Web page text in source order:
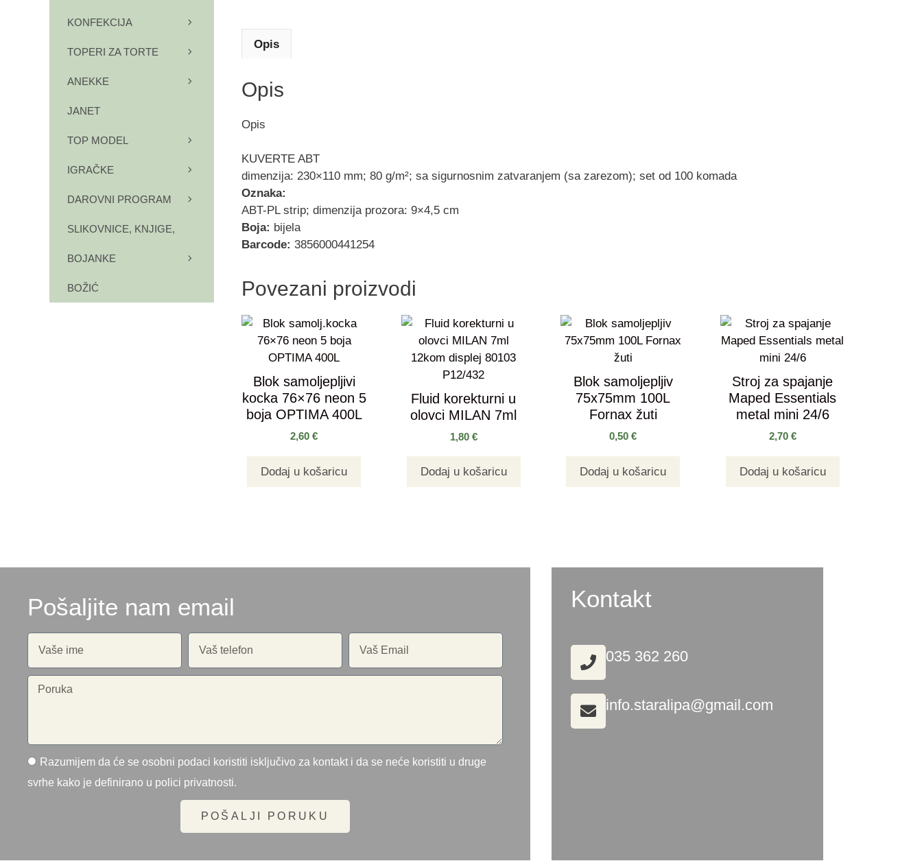
Opis
Opis
Opis
KUVERTE ABT
dimenzija: 230×110 mm; 80 g/m²; sa sigurnosnim zatvaranjem (sa zarezom); set od 100 komada
Oznaka:
ABT-PL strip; dimenzija prozora: 9×4,5 cm
Boja: bijela
Barcode: 3856000441254
Povezani proizvodi
Blok samoljepljivi
kocka 76×76 neon 5
boja OPTIMA 400L
2,60€
Dodaj u košaricu
Fluid korekturni u
olovci MILAN 7ml
1,80 €
Dodaj u košaricu
Blok samoljepljiv
75x75mm 100L
Fornax žuti
0,50€
Dodaj u košaricu
Stroj za spajanje
Maped Essentials
metal mini 24/6
2,70 €
Dodaj u košaricu
KONFEKCIJA
TOPERI ZA TORTE
ANEKKE
JANET
TOP MODEL
IGRAČKE
DAROVNI PROGRAM
SLIKOVNICE, KNJIGE,
BOJANKE
BOŽIĆ
Pošaljite nam email
Razumijem da će se osobni podaci koristiti isključivo za kontakt i da se neće koristiti u druge
svrhe kako je definirano u polici privatnosti.
POŠALJI PORUKU
Kontakt
035 362 260
info.staralipa@gmail.com